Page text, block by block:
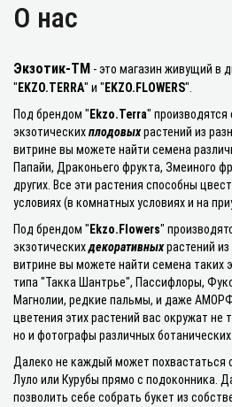
О нас
Экзотик-ТМ - это магазин живущий в
" EKZO.TERRA" и " EKZO.FLOWERS".
Под брендом " Ekzo.Terra"
экзотическихплодовыхрастений из
витрине вы можете найти семена
Папайи, Драконьего фрукта, Змеиного
других. Все эти растения способны
условиях (в комнатных условиях и на
Под брендом " Ekzo.Flowers"
экзотическихдекоративныхрастений из
витрине вы можете найти семена таких
типа "Такка Шантрье", Пассифлоры,
Магнолии, редкие пальмы, и даже
цветения этих растений вас окружат
но и фотографы различных ботанических
Далеко не каждый может похвастаться
Луло или Курубы прямо с подоконника.
позволить себе собрать букет из